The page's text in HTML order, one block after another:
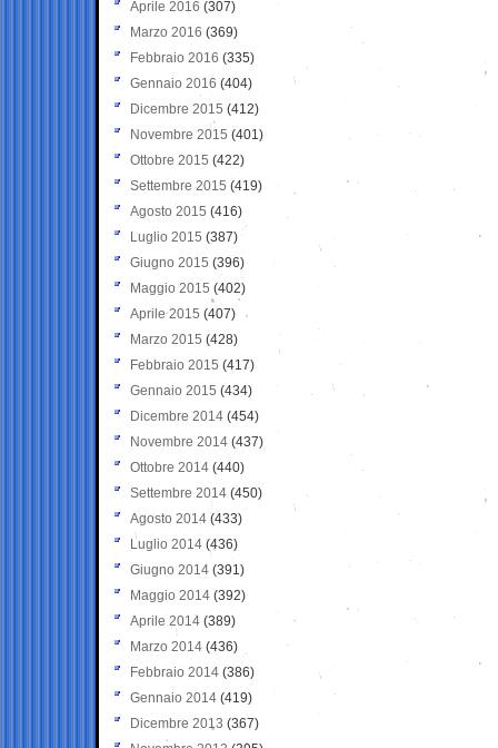
Aprile 2016 (307)
Marzo 2016 (369)
Febbraio 2016 (335)
Gennaio 2016 (404)
Dicembre 2015 (412)
Novembre 2015 (401)
Ottobre 2015 (422)
Settembre 2015 (419)
Agosto 2015 (416)
Luglio 2015 (387)
Giugno 2015 (396)
Maggio 2015 (402)
Aprile 2015 (407)
Marzo 2015 (428)
Febbraio 2015 (417)
Gennaio 2015 (434)
Dicembre 2014 (454)
Novembre 2014 (437)
Ottobre 2014 (440)
Settembre 2014 (450)
Agosto 2014 (433)
Luglio 2014 (436)
Giugno 2014 (391)
Maggio 2014 (392)
Aprile 2014 (389)
Marzo 2014 (436)
Febbraio 2014 (386)
Gennaio 2014 (419)
Dicembre 2013 (367)